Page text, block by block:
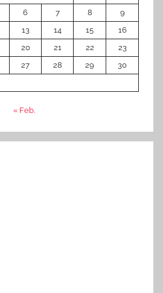
6 7 8
9
13 14 15
16
20 21 22
23
27 28 29
30
« Feb.